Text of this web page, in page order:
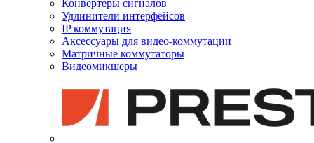
Конвертеры сигналов
Удлинители интерфейсов
IP коммутация
Аксессуары для видео-коммутации
Матричные коммутаторы
Видеомикшеры